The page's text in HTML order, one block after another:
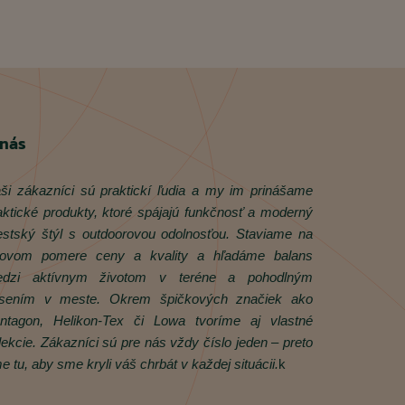
zákazníci sú praktickí ľudia a my im prinášame
produkty, ktoré spájajú funkčnosť a moderný
štýl s outdoorovou odolnosťou. Staviame na
pomere ceny a kvality a hľadáme balans
aktívnym životom v teréne a pohodlným
v meste. Okrem špičkových značiek ako
Helikon‑Tex či Lowa tvoríme aj vlastné
Zákazníci sú pre nás vždy číslo jeden – preto
tu, aby sme kryli váš chrbát v každej situácii.k